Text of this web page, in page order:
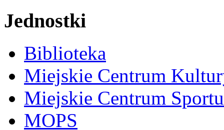
Jednostki
Biblioteka
Miejskie Centrum
Miejskie Centrum
MOPS